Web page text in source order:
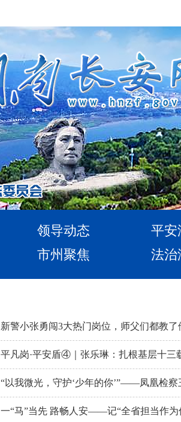
领导动态 平安
市州聚焦 法治
新警小张勇闯3大热门岗位，师父们都教了
平凡岗·平安盾④｜张乐琳：扎根基层十三
“以我微光，守护‘少年的你’”——凤凰检察
一“马”当先 路畅人安——记“全省担当作为